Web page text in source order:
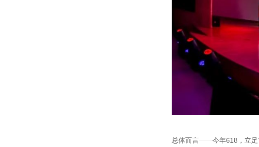
总体而言——今年618，立足